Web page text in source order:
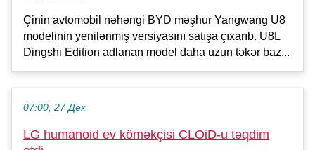
Çinin avtomobil nəhəngi BYD məşhur Yangwang U8
modelinin yenilənmiş versiyasını satışa çıxarıb. U8L
Dingshi Edition adlanan model daha uzun təkər baz...
07:00, 27 Дек
LG humanoid ev köməkçisi CLOiD-u təqdim